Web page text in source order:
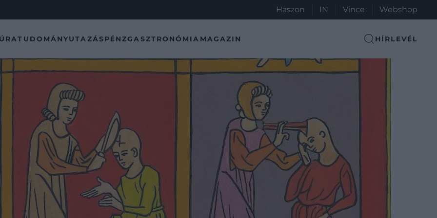
Haszon IN Vince Webshop
TUDOMÁNYUTAZÁSPÉNZGASZTRONÓMIA MAGAZIN HÍRLEVÉL